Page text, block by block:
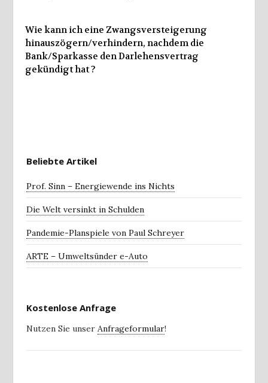
Wie kann ich eine Zwangsversteigerung
hinauszögern/verhindern, nachdem die
Bank/Sparkasse den Darlehensvertrag
gekündigt hat ?
Beliebte Artikel
Prof. Sinn – Energiewende ins Nichts
Die Welt versinkt in Schulden
Pandemie-Planspiele von Paul Schreyer
ARTE – Umweltsünder e-Auto
Kostenlose Anfrage
Nutzen Sie unser Anfrageformular!